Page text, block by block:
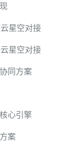
星空对接
星空对接
同方案
心引擎
案